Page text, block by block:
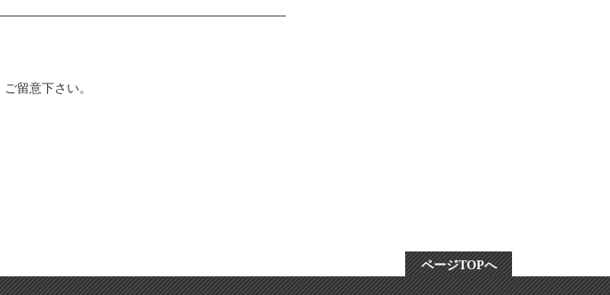
留意下さい。
ページTOPへ